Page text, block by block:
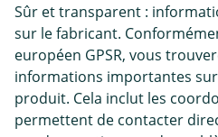
Sûr et transparent :
sur le fabricant.
européen GPSR, vous
informations importantes
produit. Cela inclut les
permettent de contacter